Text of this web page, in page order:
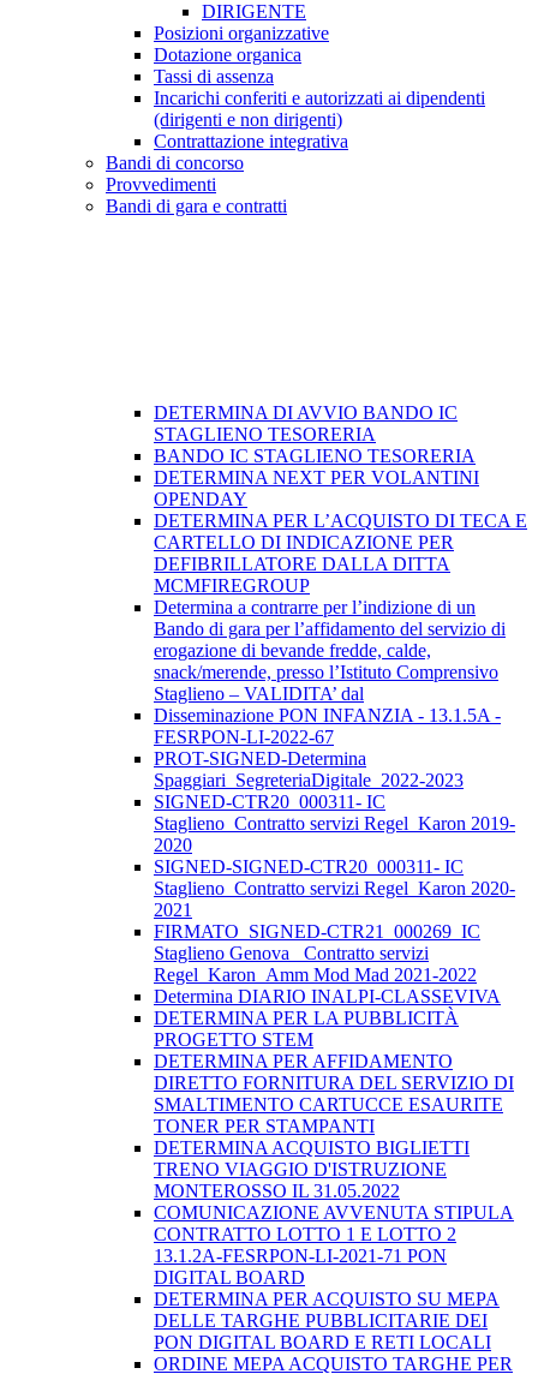
DIRIGENTE
Posizioni organizzative
Dotazione organica
Tassi di assenza
Incarichi conferiti e autorizzati ai dipendenti
(dirigenti e non dirigenti)
Contrattazione integrativa
Bandi di concorso
Provvedimenti
Bandi di gara e contratti
DETERMINA DI AVVIO BANDO IC
STAGLIENO TESORERIA
BANDO IC STAGLIENO TESORERIA
DETERMINA NEXT PER VOLANTINI
OPENDAY
DETERMINA PER L’ACQUISTO DI TECA E
CARTELLO DI INDICAZIONE PER
DEFIBRILLATORE DALLA DITTA
MCMFIREGROUP
Determina a contrarre per l’indizione di un
Bando di gara per l’affidamento del servizio di
erogazione di bevande fredde, calde,
snack/merende, presso l’Istituto Comprensivo
Staglieno – VALIDITA’ dal
Disseminazione PON INFANZIA - 13.1.5A -
FESRPON-LI-2022-67
PROT-SIGNED-Determina
Spaggiari_SegreteriaDigitale_2022-2023
SIGNED-CTR20_000311- IC
Staglieno_Contratto servizi Regel_Karon 2019-
2020
SIGNED-SIGNED-CTR20_000311- IC
Staglieno_Contratto servizi Regel_Karon 2020-
2021
FIRMATO_SIGNED-CTR21_000269_IC
Staglieno Genova_ Contratto servizi
Regel_Karon_Amm Mod Mad 2021-2022
Determina DIARIO INALPI-CLASSEVIVA
DETERMINA PER LA PUBBLICITÀ
PROGETTO STEM
DETERMINA PER AFFIDAMENTO
DIRETTO FORNITURA DEL SERVIZIO DI
SMALTIMENTO CARTUCCE ESAURITE
TONER PER STAMPANTI
DETERMINA ACQUISTO BIGLIETTI
TRENO VIAGGIO D'ISTRUZIONE
MONTEROSSO IL 31.05.2022
COMUNICAZIONE AVVENUTA STIPULA
CONTRATTO LOTTO 1 E LOTTO 2
13.1.2A-FESRPON-LI-2021-71 PON
DIGITAL BOARD
DETERMINA PER ACQUISTO SU MEPA
DELLE TARGHE PUBBLICITARIE DEI
PON DIGITAL BOARD E RETI LOCALI
ORDINE MEPA ACQUISTO TARGHE PER